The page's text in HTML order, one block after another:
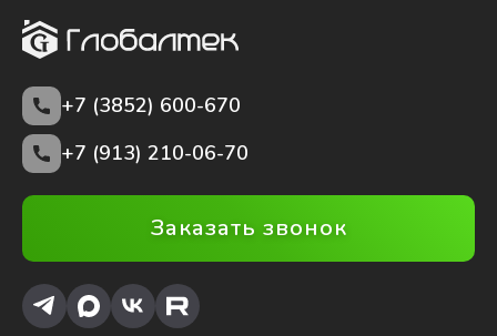
+7 (3852) 600-670
+7 (913) 210-06-70
Заказать звонок